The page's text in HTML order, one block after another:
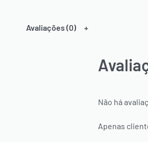
Avaliações (0)
Não há
Apenas